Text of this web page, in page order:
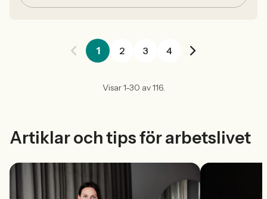
1 2 3 4
Visar 1-30 av 116.
Artiklar och tips för arbetslivet